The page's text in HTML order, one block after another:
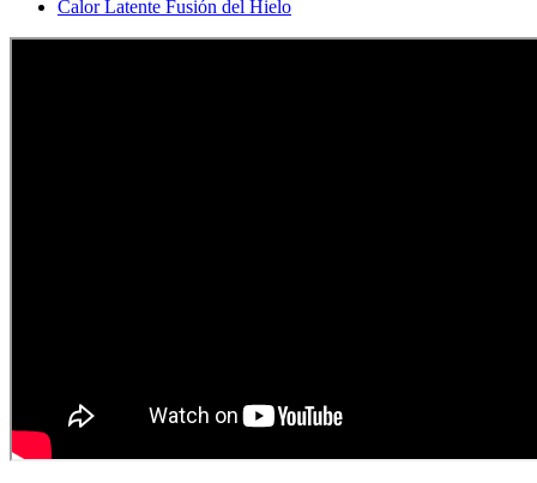
Calor Latente Fusión del Hielo